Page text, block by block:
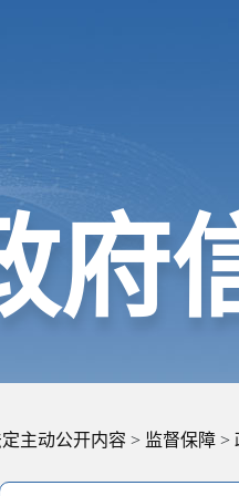
府
定主动公开内容 > 监督保障 >